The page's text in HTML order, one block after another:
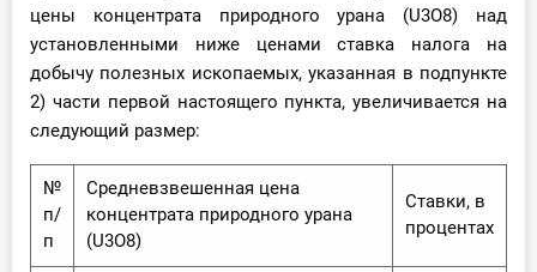
цены концентрата природного урана (U3O8) над
установленными ниже ценами ставка налога на
добычу полезных ископаемых, указанная в подпункте
2) части первой настоящего пункта, увеличивается на
следующий размер:
№
п/
п
Средневзвешенная цена
концентрата природного урана
(U3O8)
Ставки, в
процентах